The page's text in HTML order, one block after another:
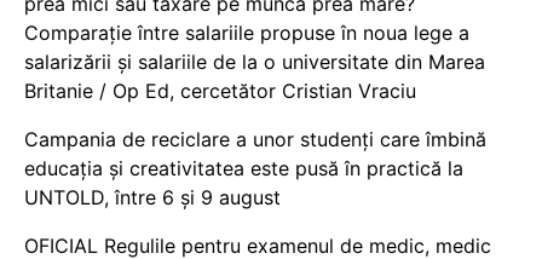
Comparație între salariile propuse în noua lege a
salarizării și salariile de la o universitate din Marea
Britanie / Op Ed, cercetător Cristian Vraciu
Campania de reciclare a unor studenți care îmbină
educația și creativitatea este pusă în practică la
UNTOLD, între 6 și 9 august
OFICIAL Regulile pentru examenul de medic, medic